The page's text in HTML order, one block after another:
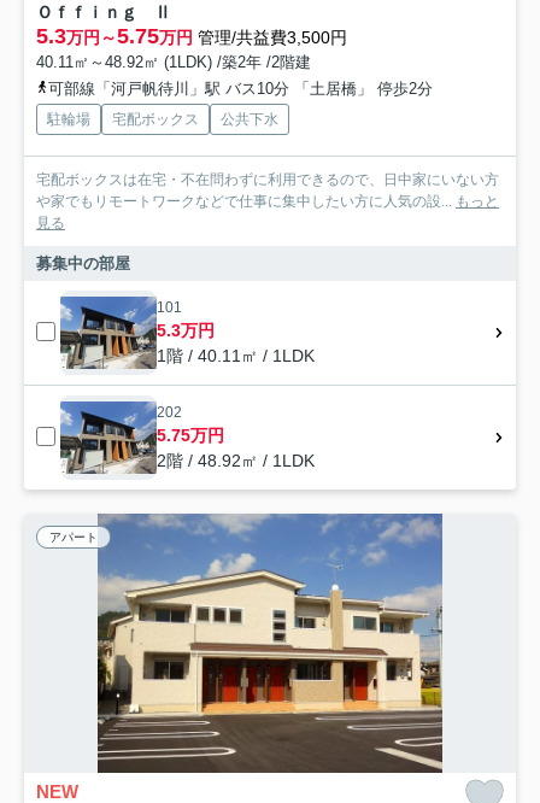
Ｏｆｆｉｎｇ Ⅱ
5.3万円～5.75万円 管理/共益費3,500円
40.11㎡～48.92㎡ (1LDK) /築2年 /2階建
可部線「河戸帆待川」駅 バス10分 「土居橋」 停歩2分
駐輪場 宅配ボックス 公共下水
宅配ボックスは在宅・不在問わずに利用できるので、日中家にいない方
や家でもリモートワークなどで仕事に集中したい方に人気の設... もっと
見る
募集中の部屋
101
5.3万円
1階 / 40.11㎡ / 1LDK
202
5.75万円
2階 / 48.92㎡ / 1LDK
アパート
NEW